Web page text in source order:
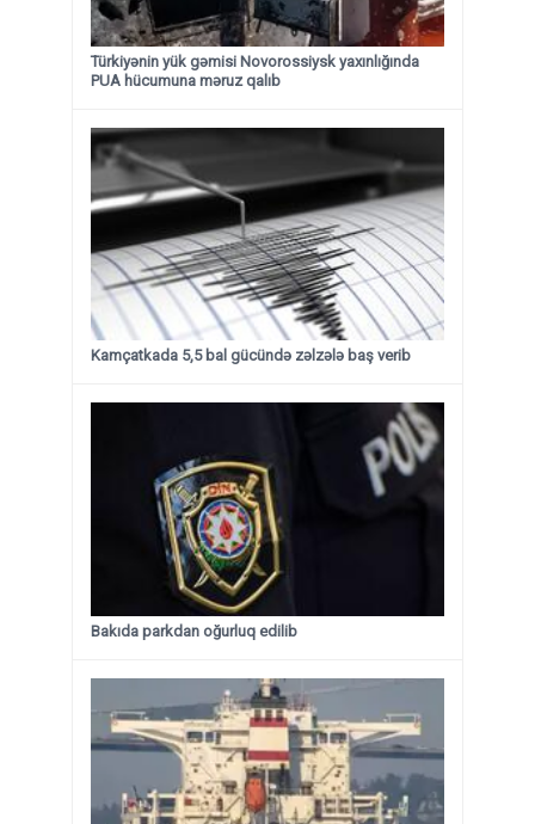
Türkiyənin yük gəmisi Novorossiysk yaxınlığında
PUA hücumuna məruz qalıb
Kamçatkada 5,5 bal gücündə zəlzələ baş verib
Bakıda parkdan oğurluq edilib